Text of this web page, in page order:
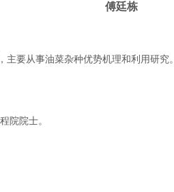
傅廷栋
要从事油菜杂种优势机理和利用研究
院士。